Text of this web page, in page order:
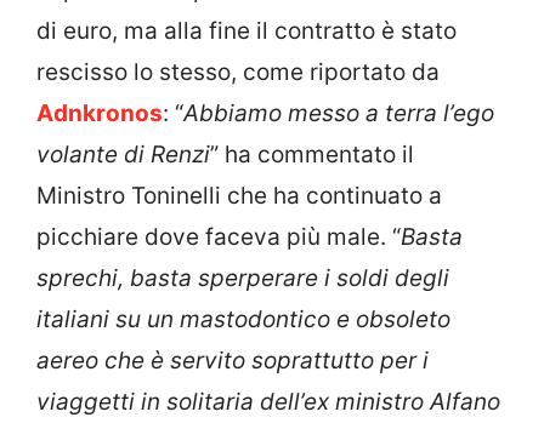
di euro, ma alla fine il contratto è stato
rescisso lo stesso, come riportato da
Adnkronos: “Abbiamo messo a terra l’ego
volante di Renzi” ha commentato il
Ministro Toninelli che ha continuato a
picchiare dove faceva più male. “Basta
sprechi, basta sperperare i soldi degli
italiani su un mastodontico e obsoleto
aereo che è servito soprattutto per i
viaggetti in solitaria dell’ex ministro Alfano